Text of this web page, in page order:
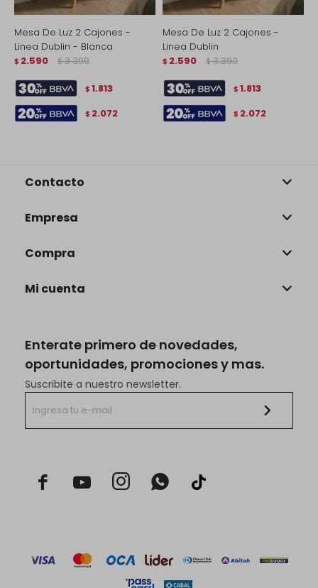
Mesa De Luz 2 Cajones -
Linea Dublin - Blanca
$ 2.590 $ 3.390
$ 1.813
$ 2.072
Mesa De Luz 2 Cajones -
Linea Dublin
$ 2.590 $ 3.390
$ 1.813
$ 2.072
Enterate primero de novedades,
oportunidades, promociones y mas.
Suscribite a nuestro newsletter.
  
Contacto
Empresa
Compra
Mi cuenta